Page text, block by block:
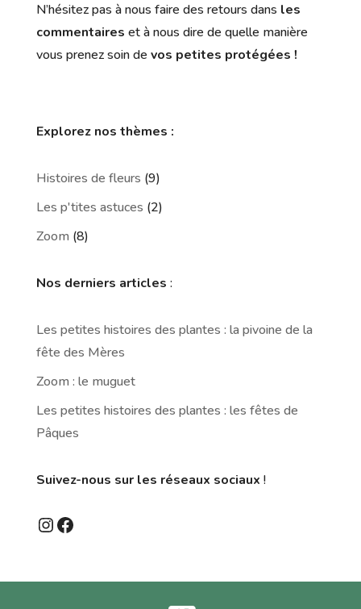
N’hésitez pas à nous faire des retours dans les
commentaires et à nous dire de quelle manière
vous prenez soin de vos petites protégées !
Explorez nos thèmes :
Histoires de fleurs (9)
Les p'tites astuces (2)
Zoom (8)
Nos derniers articles :
Les petites histoires des plantes : la pivoine de la
fête des Mères
Zoom : le muguet
Les petites histoires des plantes : les fêtes de
Pâques
Suivez-nous sur les réseaux sociaux !
Instagram
Facebook